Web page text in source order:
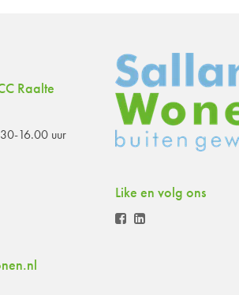
Raalte
16.00 uur
Like en volg ons